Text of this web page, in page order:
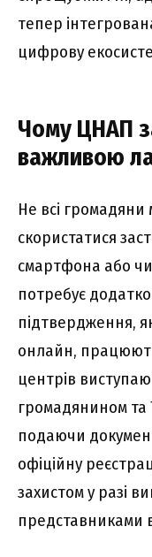
тепер
цифрову
Чому ЦНАП
важливою
Не всі
скористатися
смартфона або
потребує
підтвердження,
онлайн,
центрів
громадянином та
подаючи
офіційну
захистом у разі
представниками